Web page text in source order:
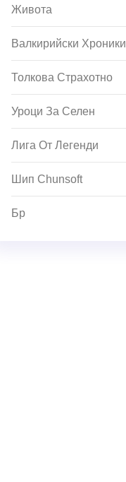
Живота
Валкирийски Хроники
Толкова Страхотно
Уроци За Селен
Лига От Легенди
Шип Chunsoft
Бр